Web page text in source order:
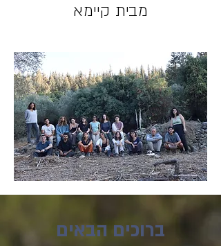
מבית קיימא
ברוכים הבאים